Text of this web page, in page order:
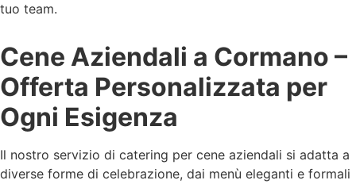
tuo team.
Cene Aziendali a Cormano –
Offerta Personalizzata per
Ogni Esigenza
Il nostro servizio di catering per cene aziendali si adatta a
diverse forme di celebrazione, dai menù eleganti e formali